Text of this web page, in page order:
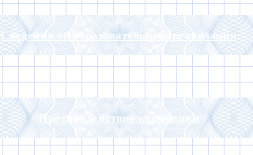
Сведения об образовательнойорганизации
Противодействие коррупции